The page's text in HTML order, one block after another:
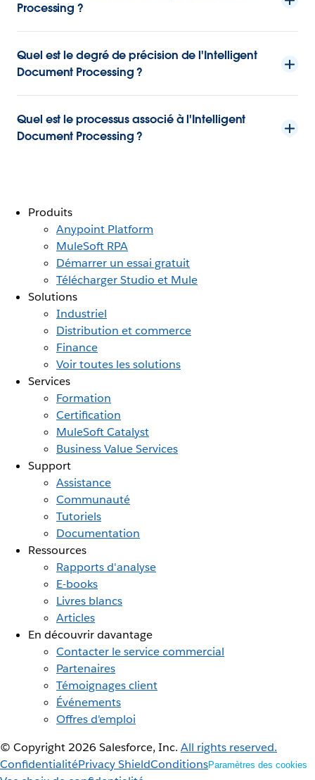
Processing ?
Quel est le degré de précision de l'Intelligent
Document Processing ?
Quel est le processus associé à l'Intelligent
Document Processing ?
Produits
Anypoint Platform
MuleSoft RPA
Démarrer un essai gratuit
Télécharger Studio et Mule
Solutions
Industriel
Distribution et commerce
Finance
Voir toutes les solutions
Services
Formation
Certification
MuleSoft Catalyst
Business Value Services
Support
Assistance
Communauté
Tutoriels
Documentation
Ressources
Rapports d'analyse
E-books
Livres blancs
Articles
En découvrir davantage
Contacter le service commercial
Partenaires
Témoignages client
Événements
Offres d'emploi
© Copyright 2026 Salesforce, Inc. All rights reserved.
ConfidentialitéPrivacy ShieldConditionsParamètres des cookies